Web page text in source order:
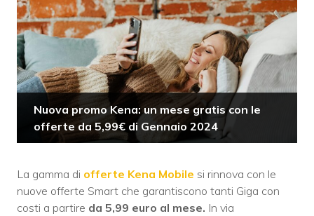
Nuova promo Kena: un mese gratis con le
offerte da 5,99€ di Gennaio 2024
La gamma di offerte Kena Mobile si rinnova con le
nuove offerte Smart che garantiscono tanti Giga con
costi a partire da 5,99 euro al mese. In via